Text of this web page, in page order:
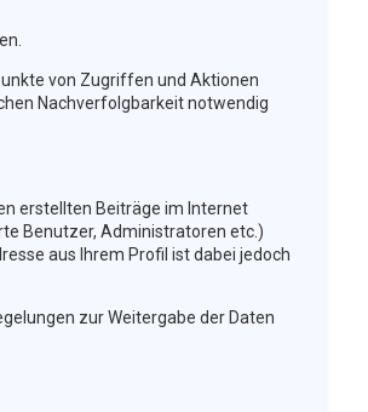
von Zugriffen und Aktionen
Nachverfolgbarkeit notwendig
erstellten Beiträge im Internet
Benutzer, Administratoren etc.)
aus Ihrem Profil ist dabei jedoch
zur Weitergabe der Daten